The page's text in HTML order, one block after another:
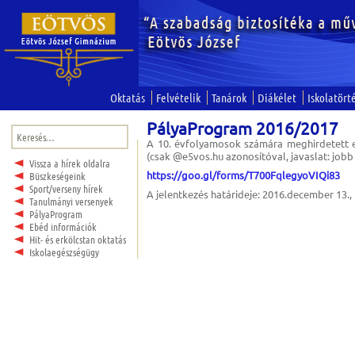
Oktatás Felvételik Tanárok Diákélet
Keresés:
Vissza a hírek oldalra
Büszkeségeink
Sport/verseny hírek
Tanulmányi versenyek
PályaProgram
Ebéd információk
Hit- és erkölcstan oktatás
Iskolaegészségügy
PályaProgram 2016/2017
A 10. évfolyamosok számára
(csak @e5vos.hu azonosítóval, javaslat:
https://goo.gl/forms/T700FqlegyoVIQi83
A jelentkezés határideje: 2016.december 13.,